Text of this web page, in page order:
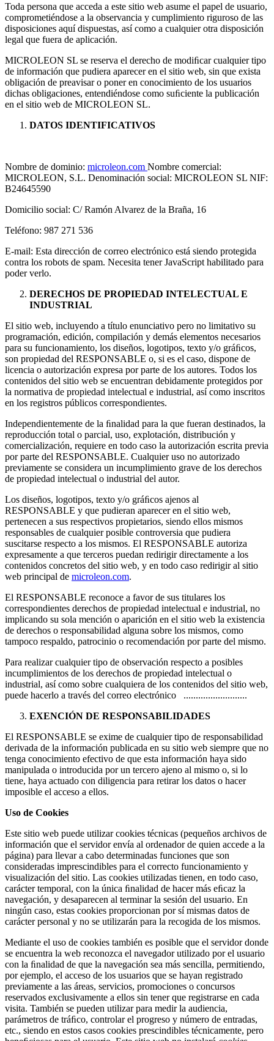
Toda persona que acceda a este sitio web asume el papel de usuario,
comprometiéndose a la observancia y cumplimiento riguroso de las
disposiciones aquí dispuestas, así como a cualquier otra disposición
legal que fuera de aplicación.
MICROLEON SL se reserva el derecho de modiﬁcar cualquier tipo
de información que pudiera aparecer en el sitio web, sin que exista
obligación de preavisar o poner en conocimiento de los usuarios
dichas obligaciones, entendiéndose como suﬁciente la publicación
en el sitio web de MICROLEON SL.
DATOS IDENTIFICATIVOS
Nombre de dominio: microleon.com Nombre comercial:
MICROLEON, S.L. Denominación social: MICROLEON SL NIF:
B24645590
Domicilio social: C/ Ramón Alvarez de la Braña, 16
Teléfono: 987 271 536
E-mail: Esta dirección de correo electrónico está siendo protegida
contra los robots de spam. Necesita tener JavaScript habilitado para
poder verlo.
DERECHOS DE PROPIEDAD INTELECTUAL E
INDUSTRIAL
El sitio web, incluyendo a título enunciativo pero no limitativo su
programación, edición, compilación y demás elementos necesarios
para su funcionamiento, los diseños, logotipos, texto y/o gráﬁcos,
son propiedad del RESPONSABLE o, si es el caso, dispone de
licencia o autorización expresa por parte de los autores. Todos los
contenidos del sitio web se encuentran debidamente protegidos por
la normativa de propiedad intelectual e industrial, así como inscritos
en los registros públicos correspondientes.
Independientemente de la ﬁnalidad para la que fueran destinados, la
reproducción total o parcial, uso, explotación, distribución y
comercialización, requiere en todo caso la autorización escrita previa
por parte del RESPONSABLE. Cualquier uso no autorizado
previamente se considera un incumplimiento grave de los derechos
de propiedad intelectual o industrial del autor.
Los diseños, logotipos, texto y/o gráﬁcos ajenos al
RESPONSABLE y que pudieran aparecer en el sitio web,
pertenecen a sus respectivos propietarios, siendo ellos mismos
responsables de cualquier posible controversia que pudiera
suscitarse respecto a los mismos. El RESPONSABLE autoriza
expresamente a que terceros puedan redirigir directamente a los
contenidos concretos del sitio web, y en todo caso redirigir al sitio
web principal de microleon.com.
El RESPONSABLE reconoce a favor de sus titulares los
correspondientes derechos de propiedad intelectual e industrial, no
implicando su sola mención o aparición en el sitio web la existencia
de derechos o responsabilidad alguna sobre los mismos, como
tampoco respaldo, patrocinio o recomendación por parte del mismo.
Para realizar cualquier tipo de observación respecto a posibles
incumplimientos de los derechos de propiedad intelectual o
industrial, así como sobre cualquiera de los contenidos del sitio web,
puede hacerlo a través del correo electrónico ..........................
EXENCIÓN DE RESPONSABILIDADES
El RESPONSABLE se exime de cualquier tipo de responsabilidad
derivada de la información publicada en su sitio web siempre que no
tenga conocimiento efectivo de que esta información haya sido
manipulada o introducida por un tercero ajeno al mismo o, si lo
tiene, haya actuado con diligencia para retirar los datos o hacer
imposible el acceso a ellos.
Uso de Cookies
Este sitio web puede utilizar cookies técnicas (pequeños archivos de
información que el servidor envía al ordenador de quien accede a la
página) para llevar a cabo determinadas funciones que son
consideradas imprescindibles para el correcto funcionamiento y
visualización del sitio. Las cookies utilizadas tienen, en todo caso,
carácter temporal, con la única ﬁnalidad de hacer más eﬁcaz la
navegación, y desaparecen al terminar la sesión del usuario. En
ningún caso, estas cookies proporcionan por sí mismas datos de
carácter personal y no se utilizarán para la recogida de los mismos.
Mediante el uso de cookies también es posible que el servidor donde
se encuentra la web reconozca el navegador utilizado por el usuario
con la ﬁnalidad de que la navegación sea más sencilla, permitiendo,
por ejemplo, el acceso de los usuarios que se hayan registrado
previamente a las áreas, servicios, promociones o concursos
reservados exclusivamente a ellos sin tener que registrarse en cada
visita. También se pueden utilizar para medir la audiencia,
parámetros de tráﬁco, controlar el progreso y número de entradas,
etc., siendo en estos casos cookies prescindibles técnicamente, pero